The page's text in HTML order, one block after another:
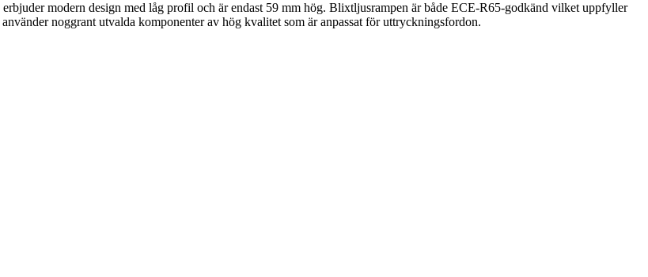
modern design med låg profil och är endast 59 mm hög. Blixtljusrampen är både ECE-R65-godkänd vilket uppfyller
noggrant utvalda komponenter av hög kvalitet som är anpassat för uttryckningsfordon.